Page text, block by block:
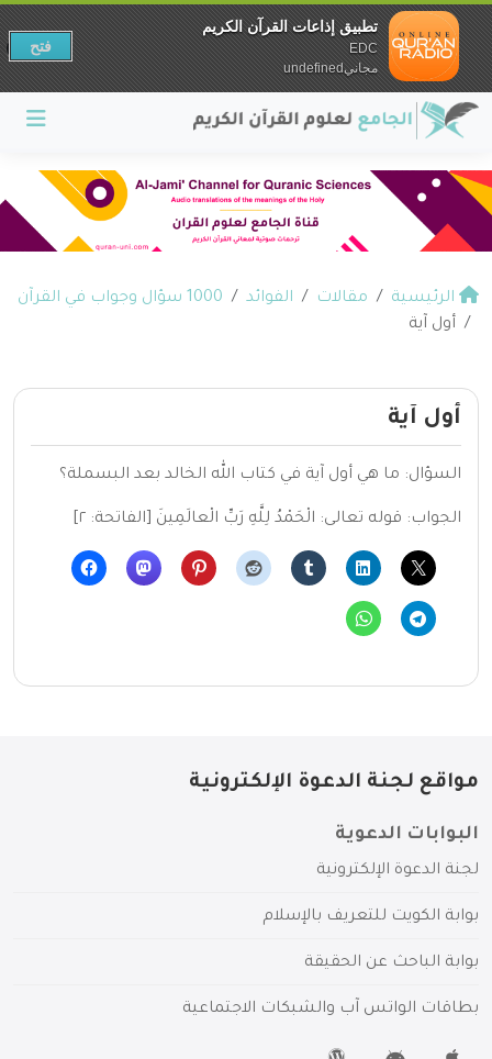
الرئيسية مقالات الفوائد
1000 سؤال وجواب في القرآن
أول آية
أول آية
السؤال: ما هي أول آية في كتاب الله الخالد بعد البسملة؟
الجواب: قوله تعالى: الْحَمْدُ لِلَّهِ رَبِّ الْعالَمِينَ [الفاتحة: ٢]
مواقع لجنة الدعوة الإلكترونية
البوابات الدعوية
لجنة الدعوة الإلكترونية
بوابة الكويت للتعريف بالإسلام
بوابة الباحث عن الحقيقة
بطاقات الواتس آب والشبكات الاجتماعية
تطبيق إذاعات القرآن الكريم
EDC
مجانيundefined
فتح